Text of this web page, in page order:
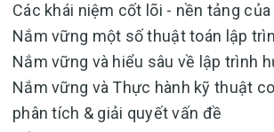
Các khái niệm cốt lõi - nền tảng
Nắm vững một số thuật toán lập
Nắm vững và hiểu sâu về lập trình
Nắm vững và Thực hành kỹ thuật
phân tích & giải quyết vấn đề